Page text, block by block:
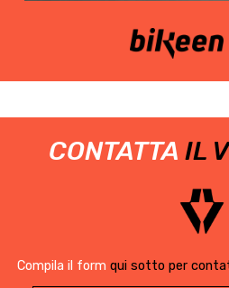
CONTATTA IL
Compila il form qui sotto per